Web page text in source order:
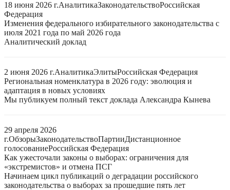
18 июня 2026 г.АналитикаЗаконодательствоРоссийская
Федерация
Изменения федерального избирательного законодательства с
июля 2021 года по май 2026 года
Аналитический доклад
2 июня 2026 г.АналитикаЭлитыРоссийская Федерация
Региональная номенклатура в 2026 году: эволюция и
адаптация в новых условиях
Мы публикуем полный текст доклада Александра Кынева
29 апреля 2026
г.ОбзорыЗаконодательствоПартииДистанционное
голосованиеРоссийская Федерация
Как ужесточали законы о выборах: ограничения для
«экстремистов» и отмена ПСГ
Начинаем цикл публикаций о деградации российского
законодательства о выборах за прошедшие пять лет